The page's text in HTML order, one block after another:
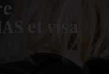
et visa